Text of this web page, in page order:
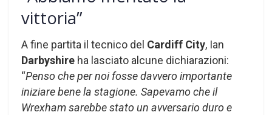
vittoria”
A fine partita il tecnico del Cardiff City, Ian
Darbyshire ha lasciato alcune dichiarazioni:
“Penso che per noi fosse davvero importante
iniziare bene la stagione. Sapevamo che il
Wrexham sarebbe stato un avversario duro e